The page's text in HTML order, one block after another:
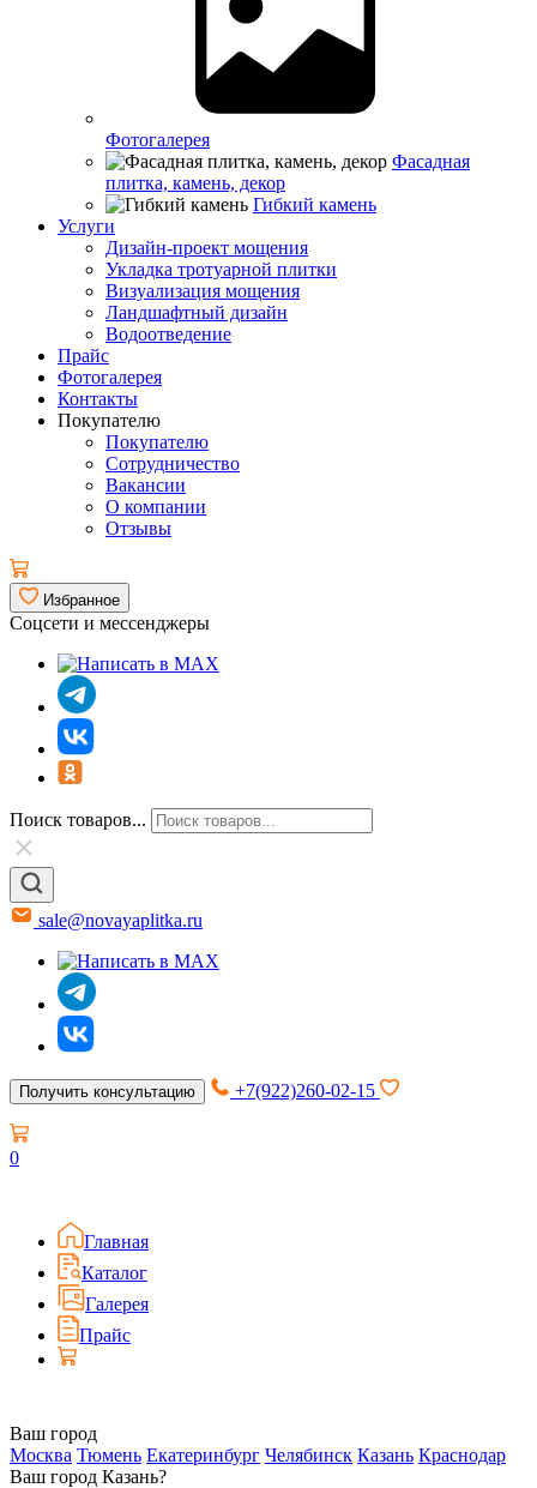
Фотогалерея
Фасадная
плитка, камень, декор
Гибкий камень
Услуги
Дизайн-проект мощения
Укладка тротуарной плитки
Визуализация мощения
Ландшафтный дизайн
Водоотведение
Прайс
Фотогалерея
Контакты
Покупателю
Покупателю
Сотрудничество
Вакансии
О компании
Отзывы
Избранное
Соцсети и мессенджеры
Поиск товаров...
sale@novayaplitka.ru
Получить консультацию +7(922)260-02-15
0
Главная
Каталог
Галерея
Прайс
Ваш город
Москва Тюмень Екатеринбург Челябинск Казань Краснодар
Ваш город Казань?